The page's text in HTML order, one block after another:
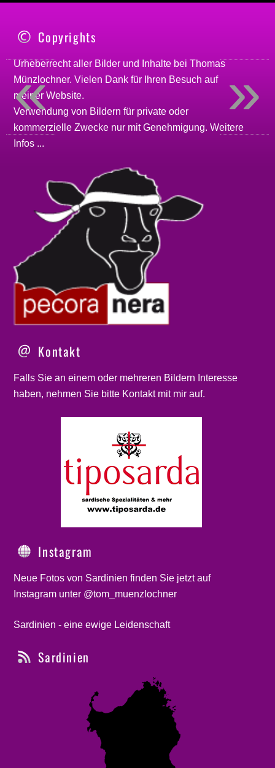
Copyrights
Urheberrecht aller Bilder und Inhalte beiThomas
Münzlochner. Vielen Dank für Ihren Besuch auf
meinerWebsite.
Verwendung von Bildern für private oder
kommerzielle Zwecke nur mit Genehmigung.Weitere
Infos ...
Kontakt
Falls Sie an einem oder mehreren Bildern Interesse
haben, nehmen Sie bitte Kontaktmit mir auf.
Instagram
Neue Fotos von Sardinien finden Sie jetzt auf
Instagram unter @tom_muenzlochner
Sardinien - eine ewige Leidenschaft
Sardinien
»
«